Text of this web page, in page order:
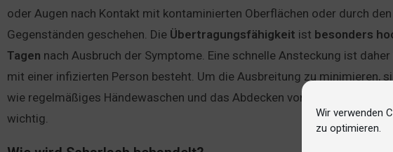
Wir verwenden
zu optimieren.
oder Augen nach Kontakt mit kontaminierten Oberflächen oder durch
Gegenständen geschehen. Die Übertragungsfähigkeit ist besonders
Tagen nach Ausbruch der Symptome. Eine schnelle Ansteckung ist
mit einer infizierten Person besteht. Um die Ausbreitung zu minimieren,
wie regelmäßiges Händewaschen und das Abdecken von Mund und Nase
wichtig.